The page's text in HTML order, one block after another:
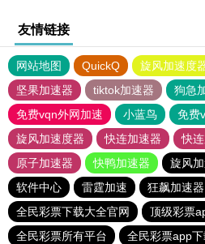
友情链接
网站地图 QuickQ 旋风加速度
坚果加速器
tiktok加速器
狗急
免费vqn外网加速
小蓝鸟
免费
旋风加速度器
快连加速器
快
原子加速器
快鸭加速器 旋风
软件中心
雷霆加速 狂飙加速器
全民彩票下载大全官网
顶级彩票
全民彩票所有平台
全民彩票app